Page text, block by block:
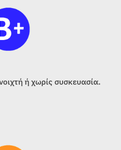
ή χωρίς συσκευασία.